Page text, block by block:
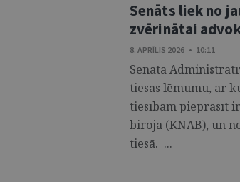
Senāts liek no
zvērinātai
8. APRĪLIS 2026 • 10:11
Senāta
tiesas lēmumu, ar
tiesībām pieprasīt
biroja (KNAB), un
tiesā. ...